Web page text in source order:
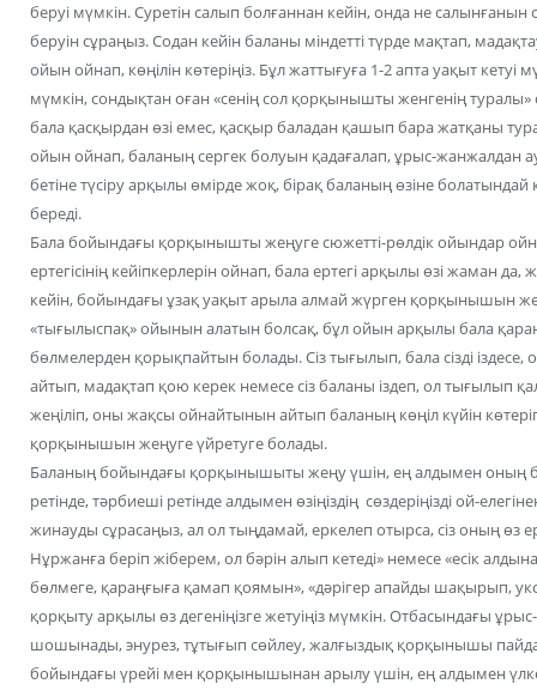
беруі мүмкін. Суретін салып болғаннан кейін, онда не салынғанын
беруін сұраңыз. Содан кейін баланы міндетті түрде мақтап,
ойын ойнап, көңілін көтеріңіз. Бұл жаттығуға 1-2 апта уақыт
мүмкін, сондықтан оған «сенің сол қорқынышты женгенің туралы»
бала қасқырдан өзі емес, қасқыр баладан қашып бара жатқаны
ойын ойнап, баланың сергек болуын қадағалап, ұрыс-
бетіне түсіру арқылы өмірде жоқ, бірақ баланың өзіне
береді.
Бала бойындағы қорқынышты жеңуге сюжетті-рөлдік ойындар
ертегісінің кейіпкерлерін ойнап, бала ертегі арқылы өзі жаман
кейін, бойындағы ұзақ уақыт арыла алмай жүрген қорқынышын
«тығылыспақ» ойынын алатын болсақ, бұл ойын арқылы бала
бөлмелерден қорықпайтын болады. Сіз тығылып, бала сізді
айтып, мадақтап қою керек немесе сіз баланы іздеп, ол тығылып
жеңіліп, оны жақсы ойнайтынын айтып баланың көңіл күйін
қорқынышын жеңуге үйретуге болады.
Баланың бойындағы қорқынышыты жеңу үшін, ең алдымен оның
ретінде, тәрбиеші ретінде алдымен өзіңіздің сөздеріңізді ой-
жинауды сұрасаңыз, ал ол тыңдамай, еркелеп отырса, сіз оның
Нұржанға беріп жіберем, ол бәрін алып кетеді» немесе «есік
бөлмеге, қараңғыға қамап қоямын», «дәрігер апайды шақырып,
қорқыту арқылы өз дегеніңізге жетуіңіз мүмкін. Отбасындағы
шошынады, энурез, тұтығып сөйлеу, жалғыздық қорқынышы
бойындағы үрейі мен қорқынышынан арылу үшін, ең алдымен